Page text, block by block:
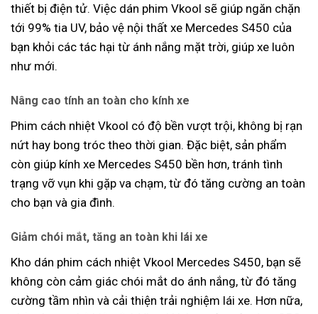
thiết bị điện tử. Việc dán phim Vkool sẽ giúp ngăn chặn
tới 99% tia UV, bảo vệ nội thất xe Mercedes S450 của
bạn khỏi các tác hại từ ánh nắng mặt trời, giúp xe luôn
như mới.
Nâng cao tính an toàn cho kính xe
Phim cách nhiệt Vkool có độ bền vượt trội, không bị rạn
nứt hay bong tróc theo thời gian. Đặc biệt, sản phẩm
còn giúp kính xe Mercedes S450 bền hơn, tránh tình
trạng vỡ vụn khi gặp va chạm, từ đó tăng cường an toàn
cho bạn và gia đình.
Giảm chói mắt, tăng an toàn khi lái xe
Kho dán phim cách nhiệt Vkool Mercedes S450, bạn sẽ
không còn cảm giác chói mắt do ánh nắng, từ đó tăng
cường tầm nhìn và cải thiện trải nghiệm lái xe. Hơn nữa,